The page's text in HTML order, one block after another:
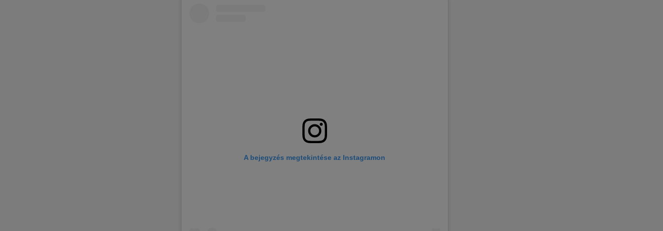
A bejegyzés megtekintése az Instagramon